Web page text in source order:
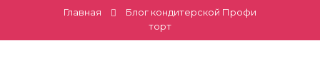
Главная
Блог кондитерской Профи
торт